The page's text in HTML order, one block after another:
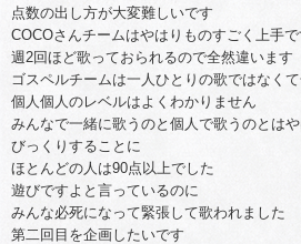
点数の出し方が大変難しいです
COCOさんチームはやはりものすごく上手で
週2回ほど歌っておられるので全然違います
ゴスペルチームは一人ひとりの歌ではなく
個人個人のレベルはよくわかりません
みんなで一緒に歌うのと個人で歌うのとは
びっくりすることに
ほとんどの人は90点以上でした
遊びですよと言っているのに
みんな必死になって緊張して歌われました
第二回目を企画したいです